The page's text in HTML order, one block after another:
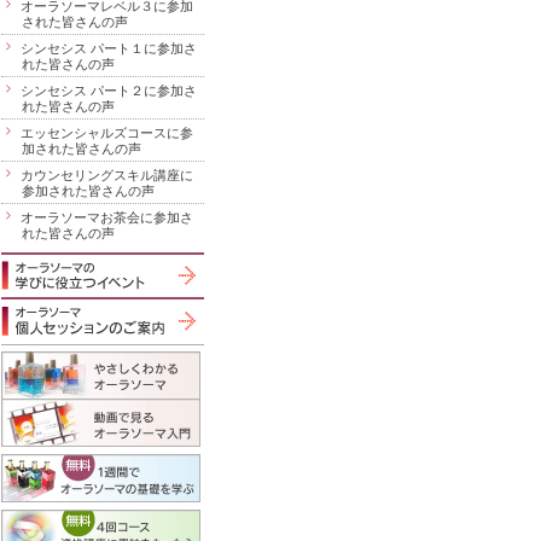
オーラソーマレベル３に参加
された皆さんの声
シンセシス パート１に参加さ
れた皆さんの声
シンセシス パート２に参加さ
れた皆さんの声
エッセンシャルズコースに参
加された皆さんの声
カウンセリングスキル講座に
参加された皆さんの声
オーラソーマお茶会に参加さ
れた皆さんの声